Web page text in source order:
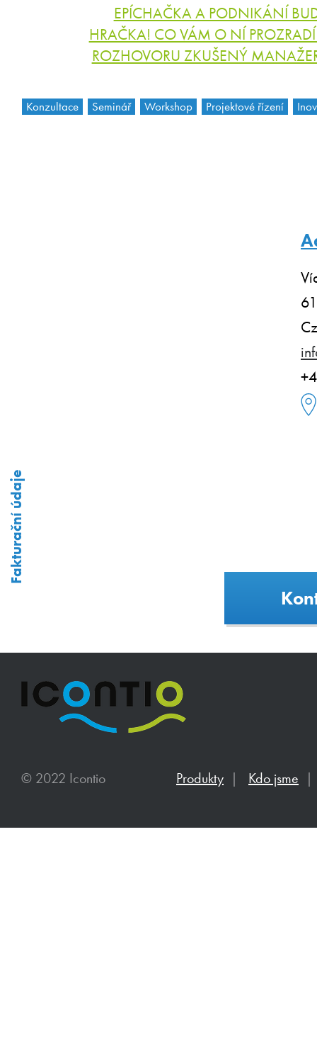
EPÍCHAČKA A PODNIKÁNÍ
HRAČKA! CO VÁM O NÍ
ROZHOVORU ZKUŠENÝ
Konzultace Seminář Workshop Projektové řízení
Fakturační údaje
© 2022 Icontio Produkty | Kdo jsme |